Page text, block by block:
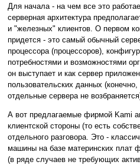
Для начала - на чем все это
серверная архитектура
и "железных" клиентов. О первом
придется - это самый обычный
процессора (процессоров),
потребностями и возможностями
он выступает и как сервер
пользовательских данных
отдельные сервера не
А вот предлагаемые фирмой Kami
клиентской стороны (то есть
отдельного разговора. Это -
машины на базе материнских плат
(в ряде случаев не требующих